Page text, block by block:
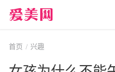
首页 兴趣